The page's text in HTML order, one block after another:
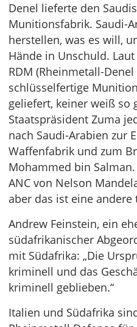
Denel lieferte den
Munitionsfabrik. Saudi-
herstellen, was es will,
Hände in Unschuld.
RDM (Rheinmetall-
schlüsselfertige
geliefert, keiner weiß so
Staatspräsident Zuma
nach Saudi-Arabien zur
Waffenfabrik und zum
Mohammed bin
ANC von Nelson
aber das ist eine andere
Andrew Feinstein, ein
südafrikanischer
mit Südafrika: „Die
kriminell und das
kriminell geblieben.“
Italien und Südafrika